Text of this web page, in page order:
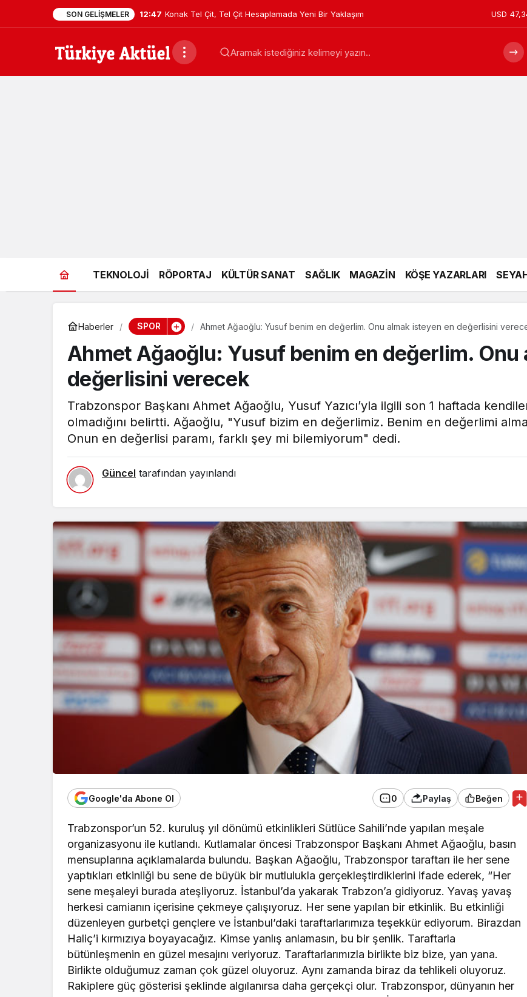
SON GELIŞMELER 12:47 Konak Tel Çit, Tel Çit Hesaplamada Yeni Bir Yaklaşım USD
TEKNOLOJİ RÖPORTAJ KÜLTÜR SANAT SAĞLIK MAGAZİN KÖŞE YAZARLARI
Haberler SPOR Ahmet Ağaoğlu: Yusuf benim en değerlim. Onu almak isteyen en değerlisini
Ahmet Ağaoğlu: Yusuf benim en değerlim. Onu
değerlisini verecek
Trabzonspor Başkanı Ahmet Ağaoğlu, Yusuf Yazıcı’yla ilgili son 1 haftada
olmadığını belirtti. Ağaoğlu, "Yusuf bizim en değerlimiz. Benim en değerlimi
Onun en değerlisi paramı, farklı şey mi bilemiyorum" dedi.
Güncel tarafından yayınlandı
Google'da Abone Ol 0 Paylaş Beğen
Trabzonspor’un 52. kuruluş yıl dönümü etkinlikleri Sütlüce Sahili’nde yapılan meşale
organizasyonu ile kutlandı. Kutlamalar öncesi Trabzonspor Başkanı Ahmet Ağaoğlu, basın
mensuplarına açıklamalarda bulundu. Başkan Ağaoğlu, Trabzonspor taraftarı ile her sene
yaptıkları etkinliği bu sene de büyük bir mutlulukla gerçekleştirdiklerini ifade ederek, “Her
sene meşaleyi burada ateşliyoruz. İstanbul’da yakarak Trabzon’a gidiyoruz. Yavaş yavaş
herkesi camianın içerisine çekmeye çalışıyoruz. Her sene yapılan bir etkinlik. Bu etkinliği
düzenleyen gurbetçi gençlere ve İstanbul’daki taraftarlarımıza teşekkür ediyorum. Birazdan
Haliç’i kırmızıya boyayacağız. Kimse yanlış anlamasın, bu bir şenlik. Taraftarla
bütünleşmenin en güzel mesajını veriyoruz. Taraftarlarımızla birlikte biz bize, yan yana.
Birlikte olduğumuz zaman çok güzel oluyoruz. Aynı zamanda biraz da tehlikeli oluyoruz.
Rakiplere güç gösterisi şeklinde algılanırsa daha gerçekçi olur. Trabzonspor, dünyanın her
EKONOMİ
Konak Tel Çit, Tel Çit
Hesaplamada Yeni Bir
Yaklaşım